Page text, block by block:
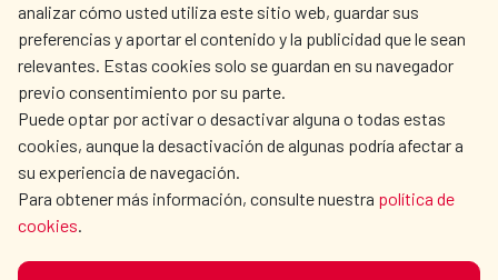
analizar cómo usted utiliza este sitio web, guardar sus
preferencias y aportar el contenido y la publicidad que le sean
relevantes. Estas cookies solo se guardan en su navegador
previo consentimiento por su parte.
Puede optar por activar o desactivar alguna o todas estas
cookies, aunque la desactivación de algunas podría afectar a
su experiencia de navegación.
Para obtener más información, consulte nuestra política de
cookies.
NOS RÉSEAUX SOCIAUX